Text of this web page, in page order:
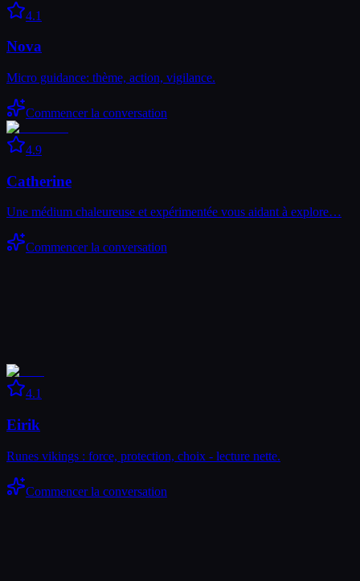
4.1
Nova
Micro guidance: thème, action, vigilance.
Commencer la conversation
4.9
Catherine
Une médium chaleureuse et expérimentée vous aidant à explore…
Commencer la conversation
4.1
Eirik
Runes vikings : force, protection, choix - lecture nette.
Commencer la conversation